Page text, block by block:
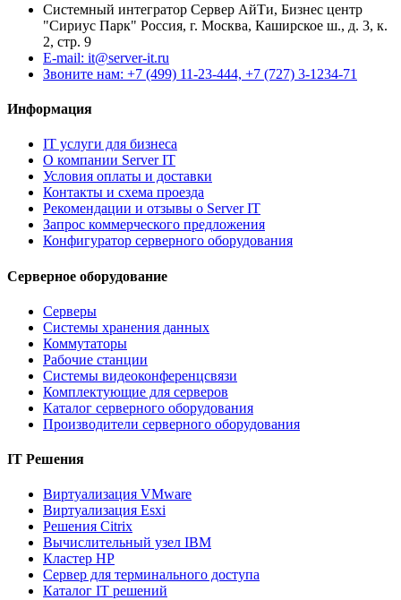
Системный интегратор Сервер АйТи, Бизнес центр
"Сириус Парк" Россия, г. Москва, Каширское ш., д. 3, к.
2, стр. 9
E-mail: it@server-it.ru
Звоните нам: +7 (499) 11-23-444, +7 (727) 3-1234-71
Информация
IT услуги для бизнеса
О компании Server IT
Условия оплаты и доставки
Контакты и схема проезда
Рекомендации и отзывы о Server IT
Запрос коммерческого предложения
Конфигуратор серверного оборудования
Серверное оборудование
Серверы
Системы хранения данных
Коммутаторы
Рабочие станции
Системы видеоконференцсвязи
Комплектующие для серверов
Каталог серверного оборудования
Производители серверного оборудования
IT Решения
Виртуализация VMware
Виртуализация Esxi
Решения Citrix
Вычислительный узел IBM
Кластер HP
Сервер для терминального доступа
Каталог IT решений